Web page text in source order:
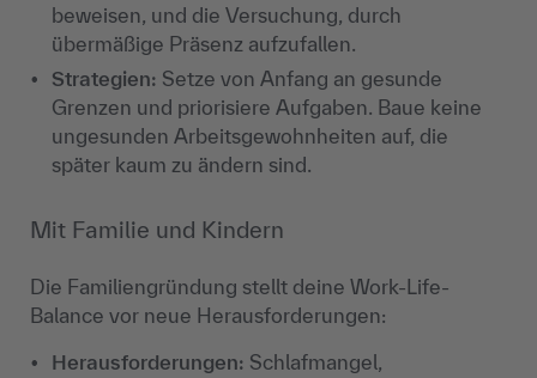
beweisen, und die Versuchung, durch
übermäßige Präsenz aufzufallen.
Strategien: Setze von Anfang an gesunde
Grenzen und priorisiere Aufgaben. Baue keine
ungesunden Arbeitsgewohnheiten auf, die
später kaum zu ändern sind.
Mit Familie und Kindern
Die Familiengründung stellt deine Work-Life-
Balance vor neue Herausforderungen:
Herausforderungen: Schlafmangel,